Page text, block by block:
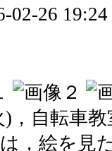
02-26
，自転車
，絵を見